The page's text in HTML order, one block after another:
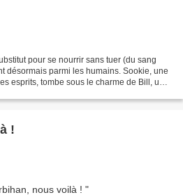
pour se nourrir sans tuer (du sang
désormais parmi les humains. Sookie, une
esprits, tombe sous le charme de Bill, un
!